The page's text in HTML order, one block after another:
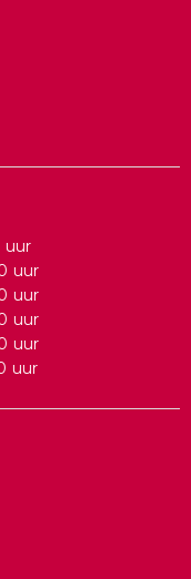
uur
uur
uur
uur
uur
uur